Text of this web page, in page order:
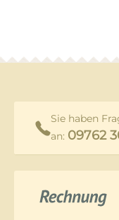
Sie haben
an: 09762